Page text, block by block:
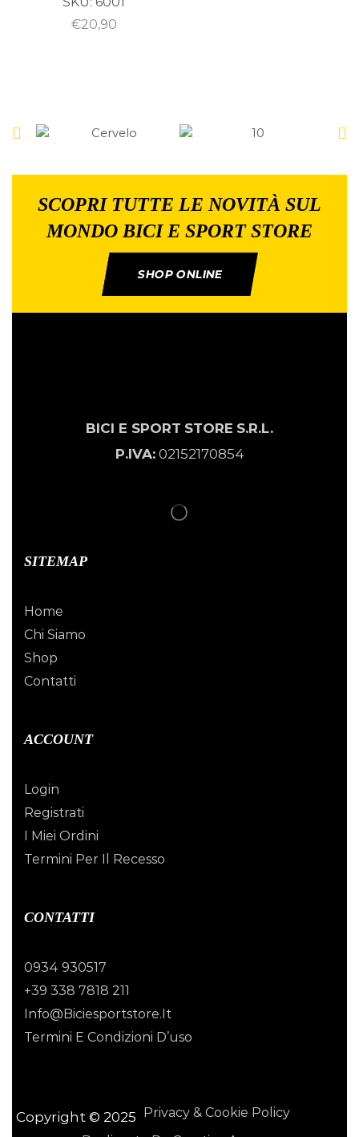
€20,90
SCOPRI TUTTE LE NOVITÀ SUL
MONDO BICI E SPORT STORE
SHOP ONLINE
BICI E SPORT STORE S.R.L.
P.IVA:02152170854
SITEMAP
Home
Chi Siamo
Shop
Contatti
ACCOUNT
Login
Registrati
I Miei Ordini
Termini Per Il Recesso
CONTATTI
0934 930517
+39 338 7818 211
Info@biciesportstore.it
Termini E Condizioni D’uso
Copyright © 2025
Privacy & Cookie Policy